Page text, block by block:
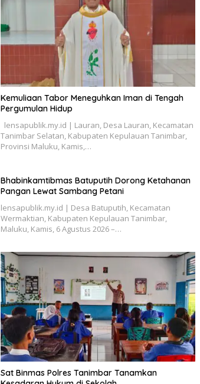
Kemuliaan Tabor Meneguhkan Iman di Tengah
Pergumulan Hidup
lensapublik.my.id | Lauran, Desa Lauran, Kecamatan
Tanimbar Selatan, Kabupaten Kepulauan Tanimbar,
Provinsi Maluku, Kamis,…
Bhabinkamtibmas Batuputih Dorong Ketahanan
Pangan Lewat Sambang Petani
lensapublik.my.id | Desa Batuputih, Kecamatan
Wermaktian, Kabupaten Kepulauan Tanimbar,
Maluku, Kamis, 6 Agustus 2026 –…
Sat Binmas Polres Tanimbar Tanamkan